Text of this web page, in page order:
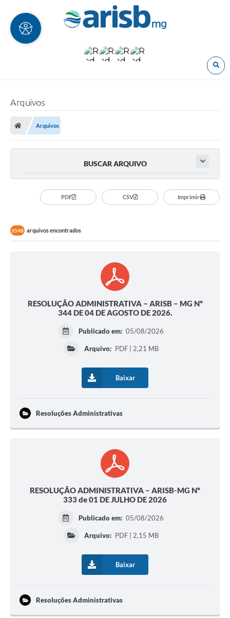
Arquivos
Arquivos
BUSCAR ARQUIVO
PDF CSV Imprimir
3548 arquivos encontrados
RESOLUÇÃO ADMINISTRATIVA – ARISB – MG Nº
344 DE 04 DE AGOSTO DE 2026.
Publicado em: 05/08/2026
Arquivo: PDF | 2,21 MB
Baixar
Resoluções Administrativas
RESOLUÇÃO ADMINISTRATIVA – ARISB-MG Nº
333 de 01 DE JULHO DE 2026
Publicado em: 05/08/2026
Arquivo: PDF | 2,15 MB
Baixar
Resoluções Administrativas